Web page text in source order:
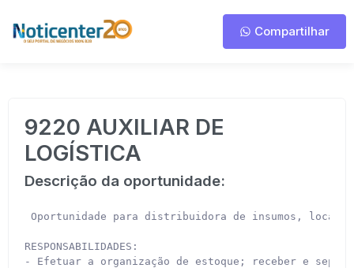
Compartilhar
9220 AUXILIAR DE
LOGÍSTICA
Descrição da oportunidade:
Oportunidade para distribuidora de insumos,
RESPONSABILIDADES:
- Efetuar a organização de estoque; receber e